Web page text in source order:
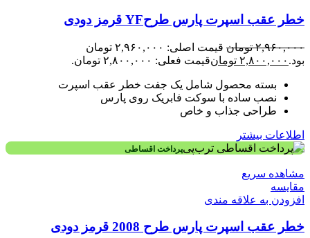
خطر عقب اسپرت پارس طرحYF قرمز دودی
۲,۹۶۰,۰۰۰ تومان
قیمت اصلی: ۲,۹۶۰,۰۰۰ تومان
بود. ۲,۸۰۰,۰۰۰ تومانقیمت فعلی: ۲,۸۰۰,۰۰۰ تومان.
بسته محصول شامل یک جفت خطر عقب اسپرت
نصب ساده با سوکت فابریک روی پارس
طراحی جذاب و خاص
اطلاعات بیشتر
پرداخت اقساطی
مشاهده سریع
مقایسه
افزودن به علاقه مندی
خطر عقب اسپرت پارس طرح 2008 قرمز دودی